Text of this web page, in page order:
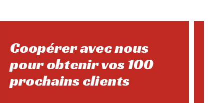
Coopérer avec nous
pour obtenir vos 100
prochains clients